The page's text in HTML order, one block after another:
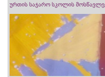
ურთის საჯარო სკოლის